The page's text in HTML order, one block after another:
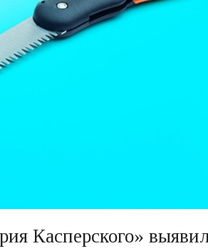
Касперского»